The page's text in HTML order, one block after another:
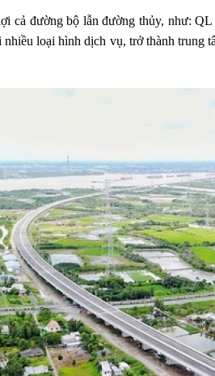
cả đường bộ lẫn đường thủy, như:
loại hình dịch vụ, trở thành trung